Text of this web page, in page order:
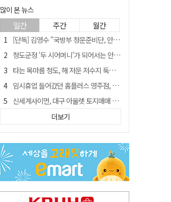
많이 본 뉴스
일간 주간 월간
[단독] 김영수 "국방부 청문준비단, 안규백 탈영 알고있었다"
청도군정 '두 시어머니'가 되어서는 안된다
타는 목마름 청도, 해 저문 저수지 둑에 군수가 서 있었다
임시휴업 들어갔던 홈플러스 영주점, 7일 영업 재개…지하 1층만 운영
신세계사이먼, 대구 아울렛 토지매매 계약 체결… 사업 본궤도
SK하이닉스, 주당 375원 분기 배당 공시…"3분기 중 주주환원 방안 확정"
이의준 전 경북도 새마을봉사과장, 제28대 울릉군 부군수 취임
外人 한 달 새 8000억 담았는데…LG이노텍 목표주가는 왜 엇갈릴까
정청래, 靑 겨냥... "신천지·레버리지·호남 반도체 겁박 사과하라"
더보기